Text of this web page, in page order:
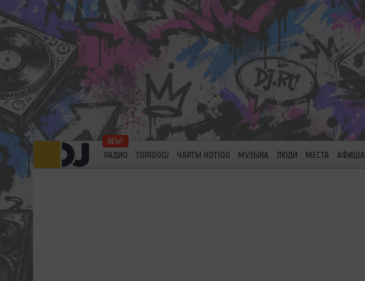
РАДИО TOP100DJ ЧАРТЫ HOT100 МУЗЫКА ЛЮДИ МЕСТА АФИША